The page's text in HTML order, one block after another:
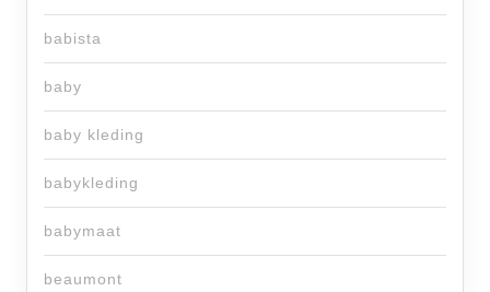
babista
baby
baby kleding
babykleding
babymaat
beaumont